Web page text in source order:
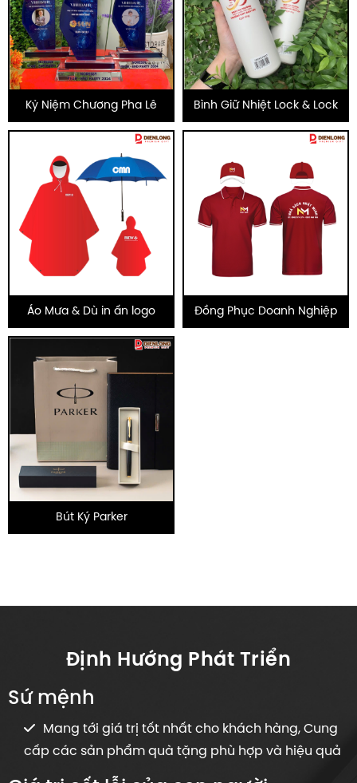
Kỷ Niệm Chương Pha Lê Bình Giữ Nhiệt Lock & Lock
Áo Mưa & Dù in ấn logo Đồng Phục Doanh Nghiệp
Bút Ký Parker
Định Hướng Phát Triển
Sứ mệnh
Mang tới giá trị tốt nhất cho khách hàng, Cung
cấp các sản phẩm quà tặng phù hợp và hiệu quả